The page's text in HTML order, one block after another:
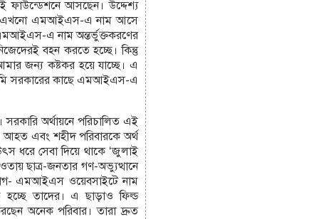
ফাউন্ডেশনে আসছেন। উদ্দেশ্য
এখনো এমআইএস-এ নাম আসে
এ নাম অন্তর্ভুক্তকরণের
বহন করতে হচ্ছে। কিন্তু
জন্য কষ্টকর হয়ে যাচ্ছে। এ
সরকারের কাছে এমআইএস-এ
অর্থায়নে পরিচালিত এই
আহত এবং শহীদ পরিবারকে অর্থ
ধরে সেবা দিয়ে থাকে ‘জুলাই
ছাত্র-জনতার গণ-অভ্যুত্থানে
এমআইএস ওয়েবসাইটে নাম
হচ্ছে তাদের। এ ছাড়াও ফিল্ড
অনেক পরিবার। তারা দ্রুত